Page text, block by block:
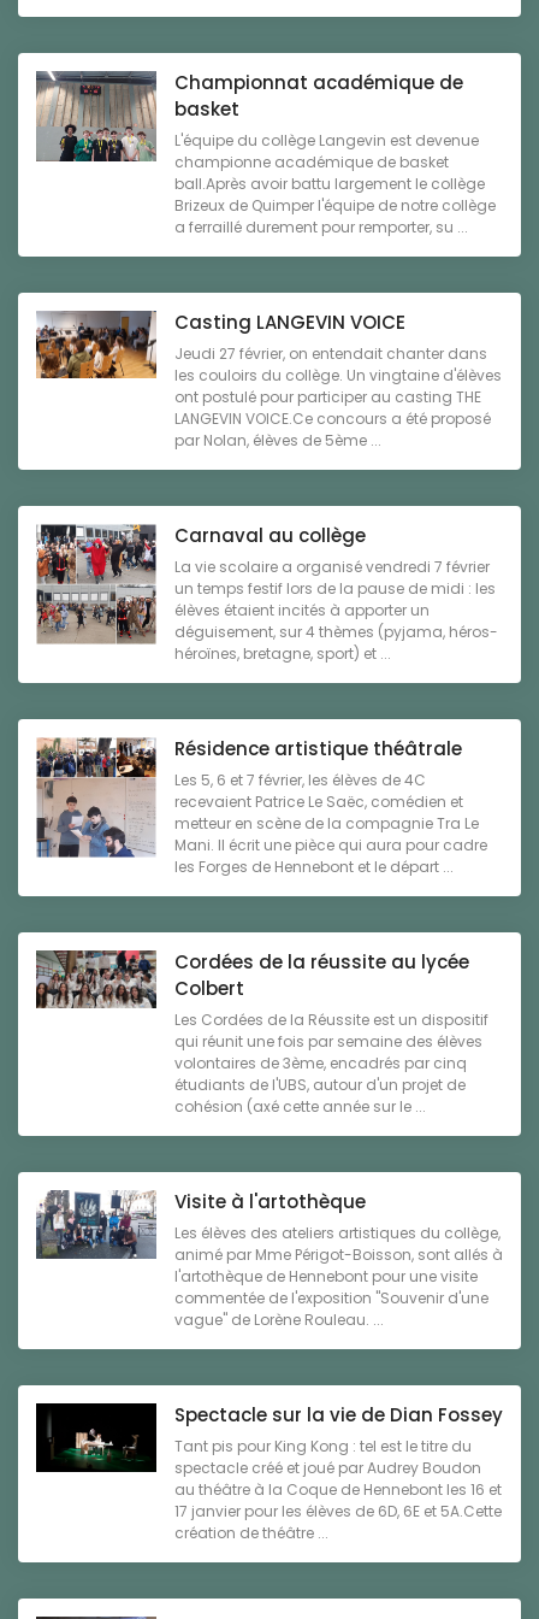
Championnat académique de
basket
L'équipe du collège Langevin est devenue
championne académique de basket
ball.Après avoir battu largement le collège
Brizeux de Quimper l'équipe de notre collège
a ferraillé durement pour remporter, su ...
Casting LANGEVIN VOICE
Jeudi 27 février, on entendait chanter dans
les couloirs du collège. Un vingtaine d'élèves
ont postulé pour participer au casting THE
LANGEVIN VOICE.Ce concours a été proposé
par Nolan, élèves de 5ème ...
Carnaval au collège
La vie scolaire a organisé vendredi 7 février
un temps festif lors de la pause de midi : les
élèves étaient incités à apporter un
déguisement, sur 4 thèmes (pyjama, héros-
héroïnes, bretagne, sport) et ...
Résidence artistique théâtrale
Les 5, 6 et 7 février, les élèves de 4C
recevaient Patrice Le Saëc, comédien et
metteur en scène de la compagnie Tra Le
Mani. Il écrit une pièce qui aura pour cadre
les Forges de Hennebont et le départ ...
Cordées de la réussite au lycée
Colbert
Les Cordées de la Réussite est un dispositif
qui réunit une fois par semaine des élèves
volontaires de 3ème, encadrés par cinq
étudiants de l'UBS, autour d'un projet de
cohésion (axé cette année sur le ...
Visite à l'artothèque
Les élèves des ateliers artistiques du collège,
animé par Mme Périgot-Boisson, sont allés à
l'artothèque de Hennebont pour une visite
commentée de l'exposition "Souvenir d'une
vague" de Lorène Rouleau. ...
Spectacle sur la vie de Dian Fossey
Tant pis pour King Kong : tel est le titre du
spectacle créé et joué par Audrey Boudon
au théâtre à la Coque de Hennebont les 16 et
17 janvier pour les élèves de 6D, 6E et 5A.Cette
création de théâtre ...